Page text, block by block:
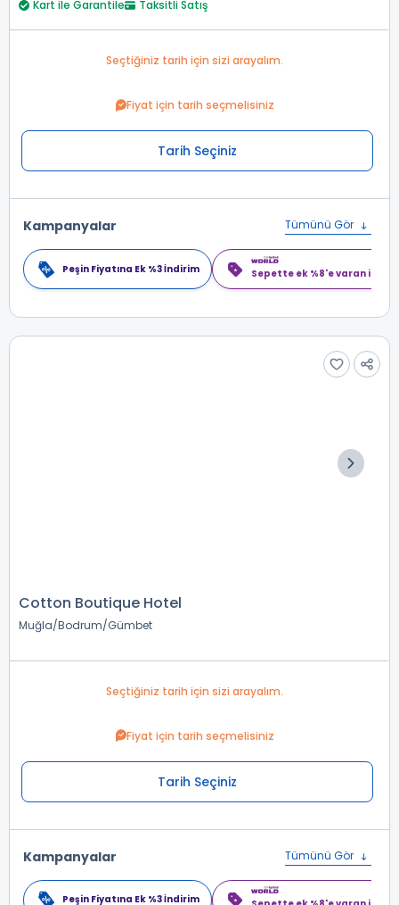
Kart ile Garantile
Taksitli Satış
Seçtiğiniz tarih için sizi arayalım.
Fiyat için tarih seçmelisiniz
Tarih Seçiniz
Kampanyalar Tümünü Gör
Peşin Fiyatına Ek %3 İndirim Sepette ek %8'e varan
Cotton Boutique Hotel
Muğla Bodrum Gümbet
Seçtiğiniz tarih için sizi arayalım.
Fiyat için tarih seçmelisiniz
Tarih Seçiniz
Kampanyalar Tümünü Gör
Peşin Fiyatına Ek %3 İndirim